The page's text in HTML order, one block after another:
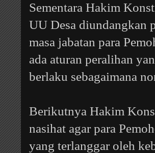
Sementara Hakim
UU Desa diundangkan
masa jabatan para
ada aturan peralihan
berlaku sebagaimana
Berikutnya Hakim
nasihat agar para
yang terlanggar oleh